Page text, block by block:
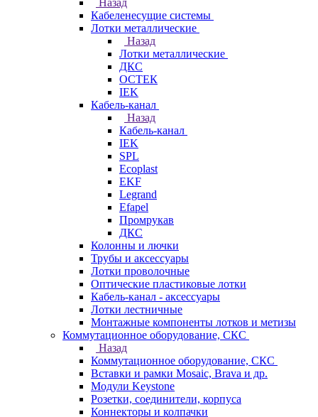
Назад
Кабеленесущие системы
Лотки металлические
Назад
Лотки металлические
ДКС
ОСТЕК
IEK
Кабель-канал
Назад
Кабель-канал
IEK
SPL
Ecoplast
EKF
Legrand
Efapel
Промрукав
ДКС
Колонны и лючки
Трубы и аксессуары
Лотки проволочные
Оптические пластиковые лотки
Кабель-канал - аксессуары
Лотки лестничные
Монтажные компоненты лотков и метизы
Коммутационное оборудование, СКС
Назад
Коммутационное оборудование, СКС
Вставки и рамки Mosaic, Brava и др.
Модули Keystone
Розетки, соединители, корпуса
Коннекторы и колпачки